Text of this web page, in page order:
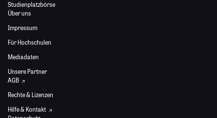
Studienplatzbörse
Über uns
Impressum
Für Hochschulen
Mediadaten
Unsere Partner
AGB
Rechte & Lizenzen
Hilfe & Kontakt